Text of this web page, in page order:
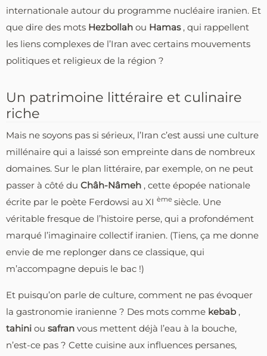
internationale autour du programme nucléaire iranien. Et
que dire des mots Hezbollah ou Hamas , qui rappellent
les liens complexes de l’Iran avec certains mouvements
politiques et religieux de la région ?
Un patrimoine littéraire et culinaire
riche
Mais ne soyons pas si sérieux, l’Iran c’est aussi une culture
millénaire qui a laissé son empreinte dans de nombreux
domaines. Sur le plan littéraire, par exemple, on ne peut
passer à côté du Châh-Nâmeh , cette épopée nationale
écrite par le poète Ferdowsi au XI ème siècle. Une
véritable fresque de l’histoire perse, qui a profondément
marqué l’imaginaire collectif iranien. (Tiens, ça me donne
envie de me replonger dans ce classique, qui
m’accompagne depuis le bac !)
Et puisqu’on parle de culture, comment ne pas évoquer
la gastronomie iranienne ? Des mots comme kebab ,
tahini ou safran vous mettent déjà l’eau à la bouche,
n’est-ce pas ? Cette cuisine aux influences persanes,